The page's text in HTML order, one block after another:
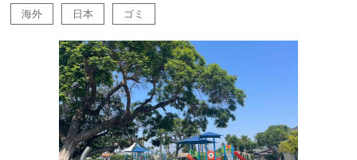
海外 日本 ゴミ